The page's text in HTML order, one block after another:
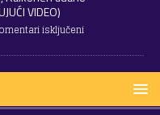
VIDEO)
isključeni